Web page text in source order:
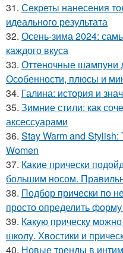
31. Секреты нанесения
идеального результата
32. Осень-зима 2024:
каждого вкуса
33. Оттеночные шампуни
Особенности, плюсы и
34. Галина: история и
35. Зимние стили: как
аксессуарами
36. Stay Warm and
Women
37. Какие прически
большим носом.
38. Подбор прически по
просто определить
39. Какую прическу
школу. Хвостики и
40. Новые тренды в